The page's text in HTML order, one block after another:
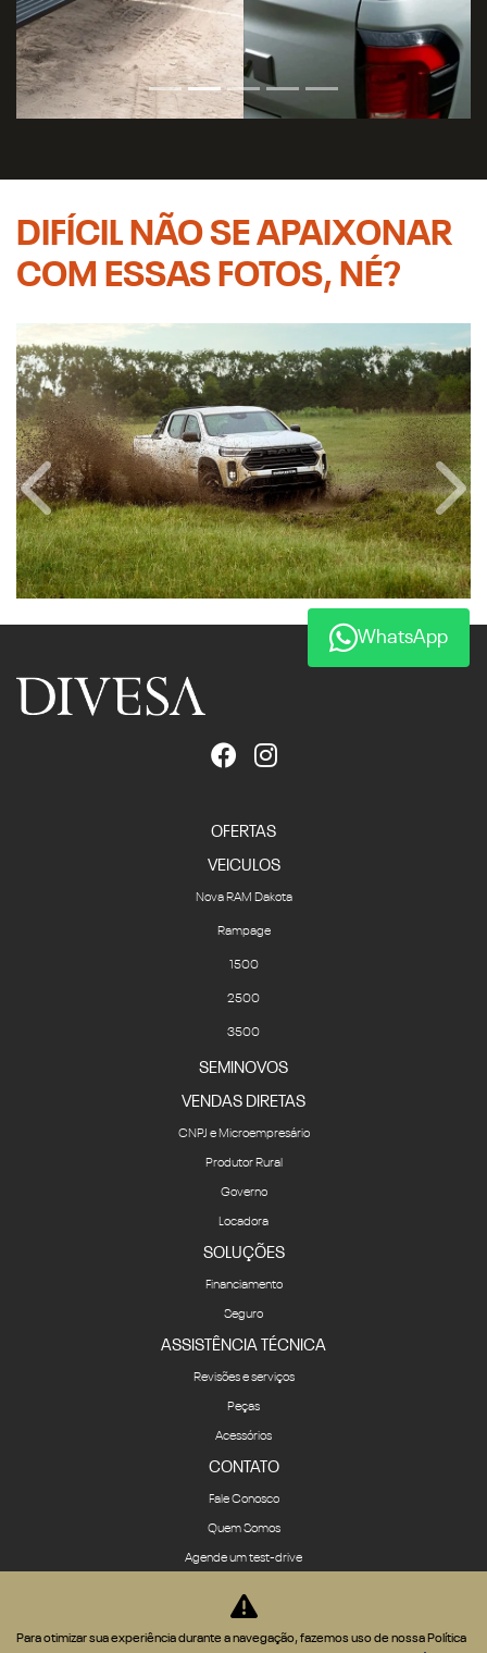
DIFÍCIL NÃO SE APAIXONAR
COM ESSAS FOTOS, NÉ?
Anterior
OFERTAS
VEICULOS
Nova RAM Dakota
Rampage
1500
2500
3500
SEMINOVOS
VENDAS DIRETAS
CNPJ e Microempresário
Produtor Rural
Governo
Locadora
SOLUÇÕES
Financiamento
Seguro
ASSISTÊNCIA TÉCNICA
Revisões e serviços
Peças
Acessórios
CONTATO
Fale Conosco
Quem Somos
Agende um test-drive
Trabalhe conosco
WhatsApp
Para otimizar sua experiência durante a navegação, fazemos uso de nossa Política